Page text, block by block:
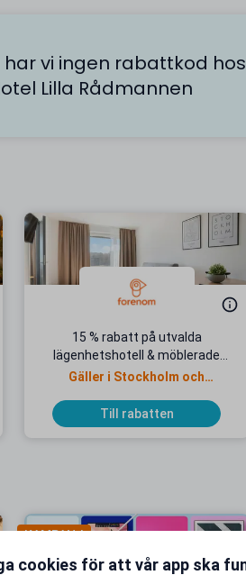
har vi ingen rabattkod hos
Lilla Rådmannen
15 % rabatt på utvalda
lägenhetshotell & möblerade
lägenheter
Gäller i Stockholm och
Till rabatten
KAMPANJ
cookies för att vår app ska